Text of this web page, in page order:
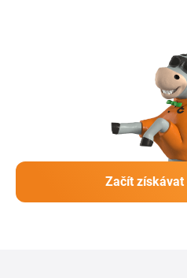
Začít získávat